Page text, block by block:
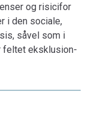
og risicifor
i den sociale,
såvel som i
feltet eksklusion-